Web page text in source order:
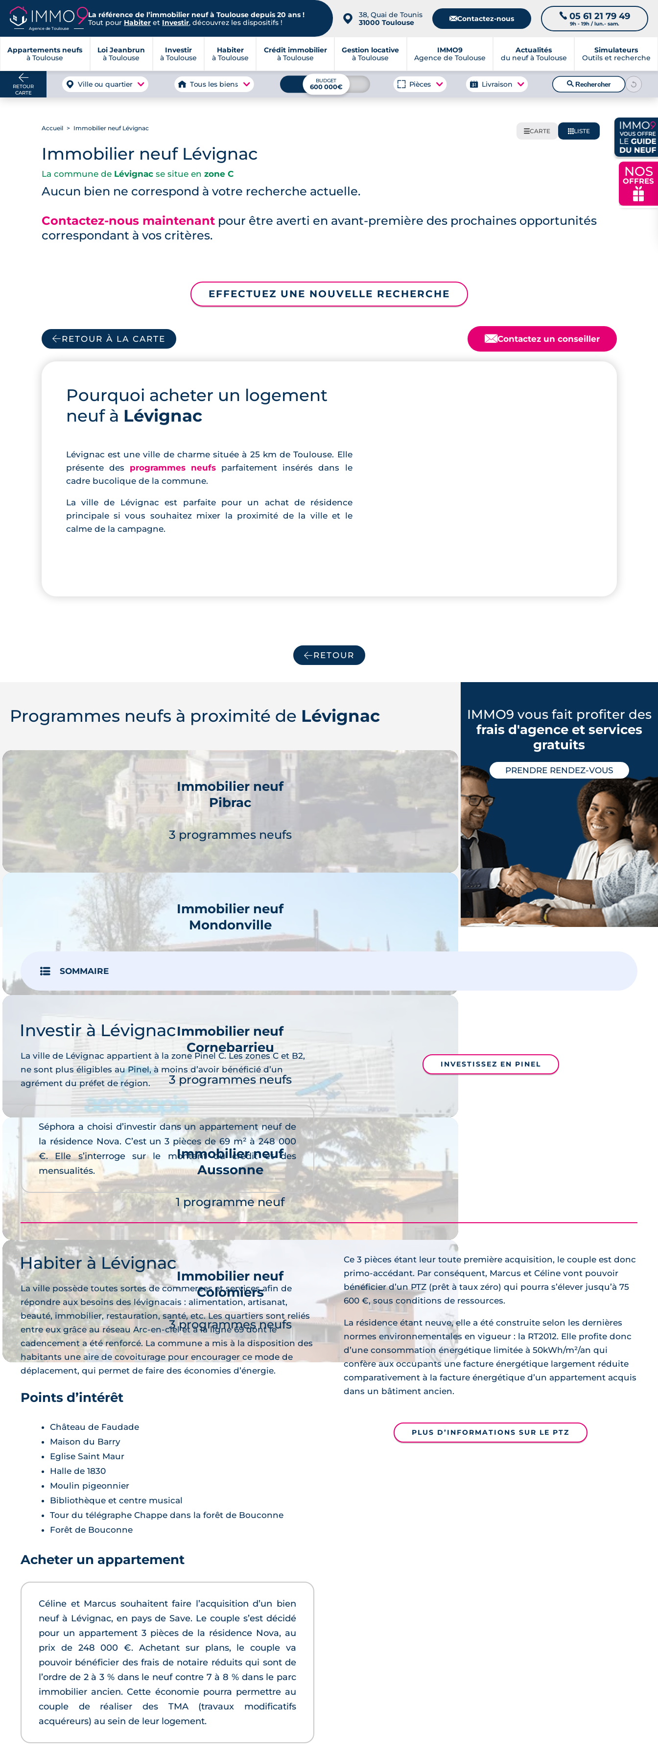
Agence de Toulouse
La référence de l’immobilier neuf à Toulouse depuis 20 ans !
Tout pour Habiter et Investir, découvrez les dispositifs ! 📍
38, Quai de Tounis
31000 Toulouse
📧Contactez-nous 📞 05 61 21 79 49
9h - 19h / lun.- sam.
Appartements neufs
à Toulouse
Loi Jeanbrun
à Toulouse
Investir
à Toulouse
Habiter
à Toulouse
Crédit immobilier
à Toulouse
Gestion locative
à Toulouse
IMMO9
Agence de Toulouse
Actualités
du neuf à Toulouse
Simulateurs
Outils et recherche
NOS
OFFRES
🎁
RETOUR
CARTE
Ville ou quartier Tous les biens BUDGET
600 000€ Pièces Livraison 🔍Rechercher
🌍CARTE 📋LISTE
Accueil Immobilier neuf Lévignac
Immobilier neuf Lévignac
La commune de Lévignacse situe en zone C
Aucun bien ne correspond à votre recherche actuelle.
Contactez-nous maintenantpour être averti en avant-première des prochaines opportunités
correspondant à vos critères.
EFFECTUEZ UNE NOUVELLE RECHERCHE
RETOUR À LA CARTE 📧Contactez un conseiller
Pourquoi acheter un logement
neuf à Lévignac
Lévignac est une ville de charme située à 25 km de Toulouse. Elle
présente des programmes neufsparfaitement insérés dans le
cadre bucolique de la commune.
La ville de Lévignac est parfaite pour un achat de résidence
principale si vous souhaitez mixer la proximité de la ville et le
calme de la campagne.
RETOUR
Programmes neufs à proximité de Lévignac
Immobilier neuf
Pibrac
3 programmes neufs
Immobilier neuf
Mondonville
Je découvre
Immobilier neuf
Cornebarrieu
3 programmes neufs
Je découvre
Immobilier neuf
Aussonne
1 programme neuf
Je découvre
Immobilier neuf
Colomiers
3 programmes neufs
IMMO9 vous fait profiter des
frais d'agence et services
gratuits
PRENDRE RENDEZ-VOUS
SOMMAIRE
Investir à Lévignac
La ville de Lévignac appartient à la zone Pinel C. Les zones C et B2,
ne sont plus éligibles au Pinel, à moins d’avoir bénéficié d’un
agrément du préfet de région.
Séphora a choisi d’investir dans un appartement neuf de
la résidence Nova. C’est un 3 pièces de 69 m² à 248 000
€. Elle s’interroge sur le montant du crédit et des
mensualités.
INVESTISSEZ EN PINEL
Habiter à Lévignac
La ville possède toutes sortes de commerces et services afin de
répondre aux besoins des lévignacais : alimentation, artisanat,
beauté, immobilier, restauration, santé, etc. Les quartiers sont reliés
entre eux grâce au réseau Arc-en-ciel et à la ligne 69 dont le
cadencement a été renforcé. La commune a mis à la disposition des
habitants une aire de covoiturage pour encourager ce mode de
déplacement, qui permet de faire des économies d’énergie.
Points d’intérêt
Château de Faudade
Maison du Barry
Eglise Saint Maur
Halle de 1830
Moulin pigeonnier
Bibliothèque et centre musical
Tour du télégraphe Chappe dans la forêt de Bouconne
Forêt de Bouconne
Acheter un appartement
Céline et Marcus souhaitent faire l’acquisition d’un bien
neuf à Lévignac, en pays de Save. Le couple s’est décidé
pour un appartement 3 pièces de la résidence Nova, au
prix de 248 000 €. Achetant sur plans, le couple va
pouvoir bénéficier des frais de notaire réduits qui sont de
l’ordre de 2 à 3 % dans le neuf contre 7 à 8 % dans le parc
immobilier ancien. Cette économie pourra permettre au
couple de réaliser des TMA (travaux modificatifs
acquéreurs) au sein de leur logement.
Ce 3 pièces étant leur toute première acquisition, le couple est donc
primo-accédant. Par conséquent, Marcus et Céline vont pouvoir
bénéficier d’un PTZ (prêt à taux zéro) qui pourra s’élever jusqu’à 75
600 €, sous conditions de ressources.
La résidence étant neuve, elle a été construite selon les dernières
normes environnementales en vigueur : la RT2012. Elle profite donc
d’une consommation énergétique limitée à 50kWh/m²/an qui
confère aux occupants une facture énergétique largement réduite
comparativement à la facture énergétique d’un appartement acquis
dans un bâtiment ancien.
PLUS D’INFORMATIONS SUR LE PTZ